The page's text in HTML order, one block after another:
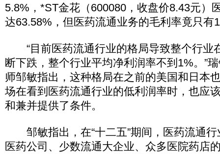
5.8%，*ST金花（600080，收盘价8.43元）
达63.58%，但医药流通业务的毛利率竟只有
“目前医药流通行业的格局导致整个行业
断下跌，整个行业平均净利润率不到1%。”
师邹敏指出，这种格局在之前的美国和日本
场在看到医药流通行业的低利润率时，也应
和兼并提供了条件。
邹敏指出，在“十二五”期间，医药流通行
医药公司、少数流通大企业、众多医院药店